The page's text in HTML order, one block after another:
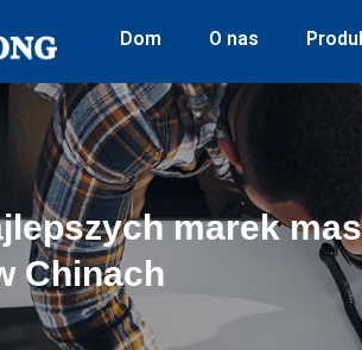
Dom O nas
marek
Chinach